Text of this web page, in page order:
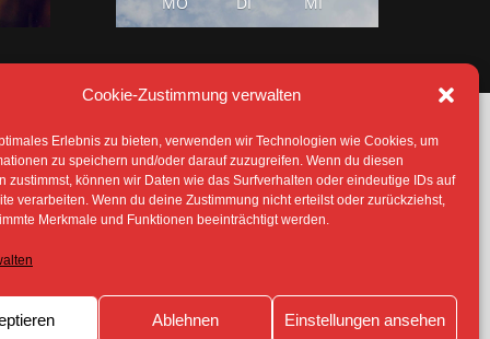
Cookie-Zustimmung verwalten
Erlebnis zu bieten, verwenden wir Technologien wie Cookies, um
zu speichern und/oder darauf zuzugreifen. Wenn du diesen
zustimmst, können wir Daten wie das Surfverhalten oder eindeutige IDs auf
verarbeiten. Wenn du deine Zustimmung nicht erteilst oder zurückziehst,
Merkmale und Funktionen beeinträchtigt werden.
Ablehnen Einstellungen ansehen
(EU)
-SOFERN NICHT ANDERS